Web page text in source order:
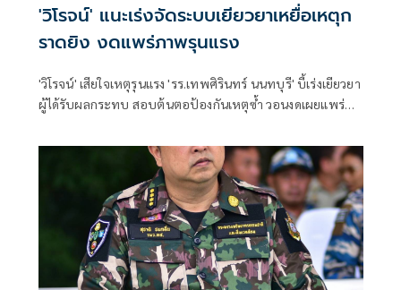
'วิโรจน์' แนะเร่งจัดระบบเยียวยาเหยื่อเหตุก
ราดยิง งดแพร่ภาพรุนแรง
'วิโรจน์' เสียใจเหตุรุนแรง 'รร.เทพศิรินทร์ นนทบุรี' บี้เร่งเยียวยา
ผู้ได้รับผลกระทบ สอบต้นตอป้องกันเหตุซ้ำ วอนงดเผยแพร่